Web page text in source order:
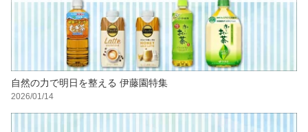
自然の力で明日を整える 伊藤園特集
2026/01/14